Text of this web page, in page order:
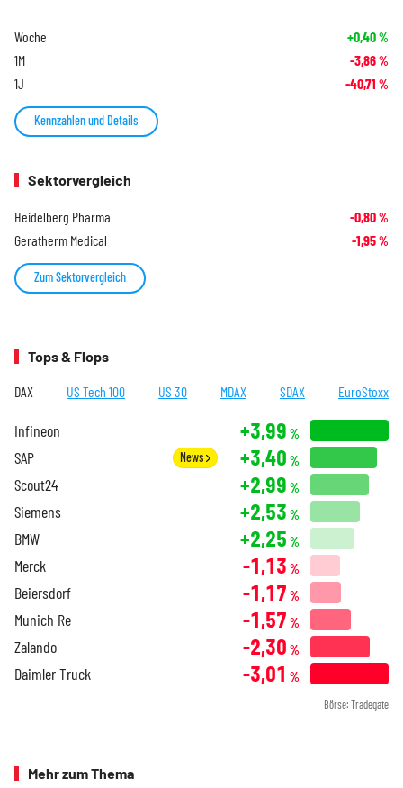
Woche +0,40%
1M -3,86%
1J -40,71 %
Kennzahlen und Details
Sektorvergleich
Heidelberg Pharma -0,80%
Geratherm Medical -1,95%
Zum Sektorvergleich
Tops & Flops
DAX US Tech 100 US 30 MDAX SDAX EuroStoxx
Infineon +3,99 %
SAP News +3,40 %
Scout24 +2,99 %
Siemens +2,53 %
BMW +2,25 %
Merck -1,13 %
Beiersdorf -1,17 %
Munich Re -1,57 %
Zalando -2,30 %
Daimler Truck -3,01 %
Börse: Tradegate
Mehr zum Thema